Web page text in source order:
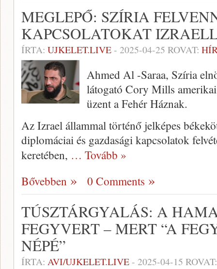
MEGLEPŐ: SZÍRIA
KAPCSOLATOKAT
ÍRTA: UJKELET.LIVE- 2025-04-25 ROVAT:
Ahmed Al -Saraa, Szíria
látogató Cory Mills
üzent a Fehér Háznak.
Az Izrael állammal történő jelképes
diplomáciai és gazdasági kapcsolatok
keretében, … Tovább »
Bővebben
0 Comments
TÚSZTÁRGYALÁS: A
FEGYVERT – MERT “A
NÉPÉ”
ÍRTA: AVI/UJKELET.LIVE- 2025-04-15